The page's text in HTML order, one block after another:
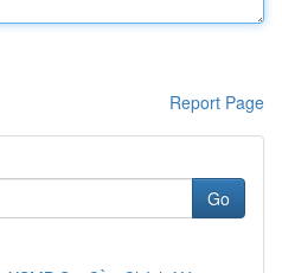
Report Page
Go